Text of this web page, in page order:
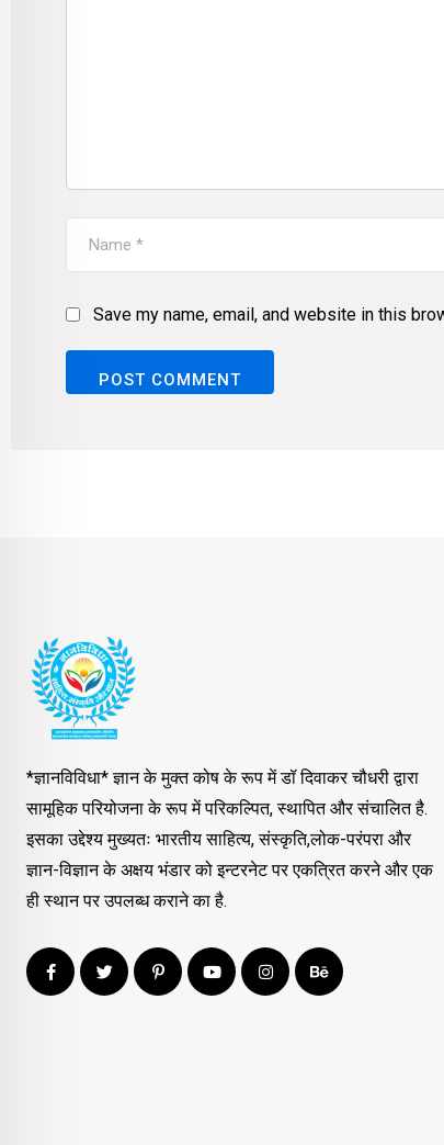
Save my name, email, and website in this
*ज्ञानविविधा* ज्ञान के मुक्त कोष के रूप में डॉ दिवाकर चौधरी द्वारा
सामूहिक परियोजना के रूप में परिकल्पित, स्थापित और संचालित है.
इसका उद्देश्य मुख्यतः भारतीय साहित्य, संस्कृति,लोक-परंपरा और
ज्ञान-विज्ञान के अक्षय भंडार को इन्टरनेट पर एकत्रित करने और एक
ही स्थान पर उपलब्ध कराने का है.